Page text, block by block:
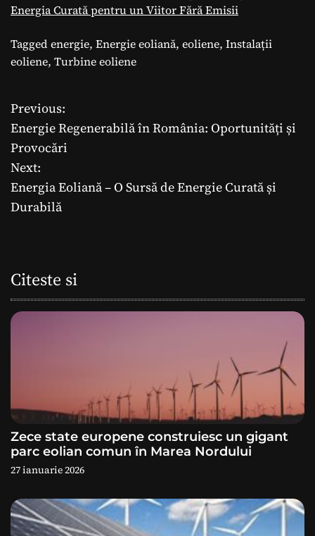
Energia Curată pentru un Viitor Fără Emisii
Tagged energie, Energie eoliană, eoliene, Instalații
eoliene, Turbine eoliene
N
a
v
i
r
e
a
r
t
i
Previous:
Energie Regenerabilă în România: Oportunități și
Provocări
Next:
Energia Eoliană – O Sursă de Energie Curată și
Durabilă
Citeste si
Zece state europene construiesc un gigant
parc eolian comun în Marea Nordului
27 ianuarie 2026